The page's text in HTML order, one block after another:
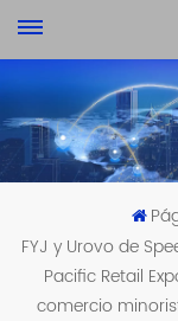
FYJ y Urovo de
Pacific Retail
comercio